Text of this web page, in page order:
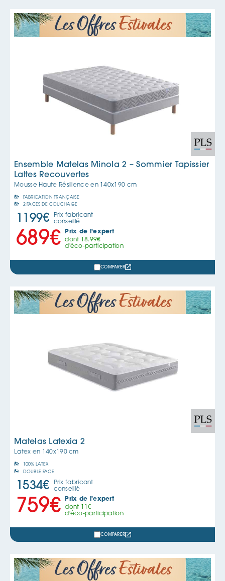
Ensemble Matelas Minola 2 – Sommier Tapissier
Lattes Recouvertes
Mousse Haute Résilience en 140x190 cm
FABRICATION FRANÇAISE
2 FACES DE COUCHAGE
1199€
Prix fabricant
conseillé
689€
Prix de l'expert
dont
18.99€
d'éco-participation
COMPARER
Matelas Latexia 2
Latex en 140x190 cm
100% LATEX
DOUBLE FACE
1534€
Prix fabricant
conseillé
759€
Prix de l'expert
dont
11€
d'éco-participation
COMPARER